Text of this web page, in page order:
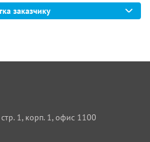
заказчику
стр. 1, корп. 1, офис 1100